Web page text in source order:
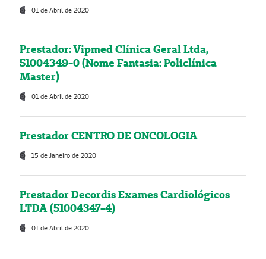
01 de Abril de 2020
Prestador: Vipmed Clínica Geral Ltda,
51004349-0 (Nome Fantasia: Policlínica
Master)
01 de Abril de 2020
Prestador CENTRO DE ONCOLOGIA
15 de Janeiro de 2020
Prestador Decordis Exames Cardiológicos
LTDA (51004347-4)
01 de Abril de 2020